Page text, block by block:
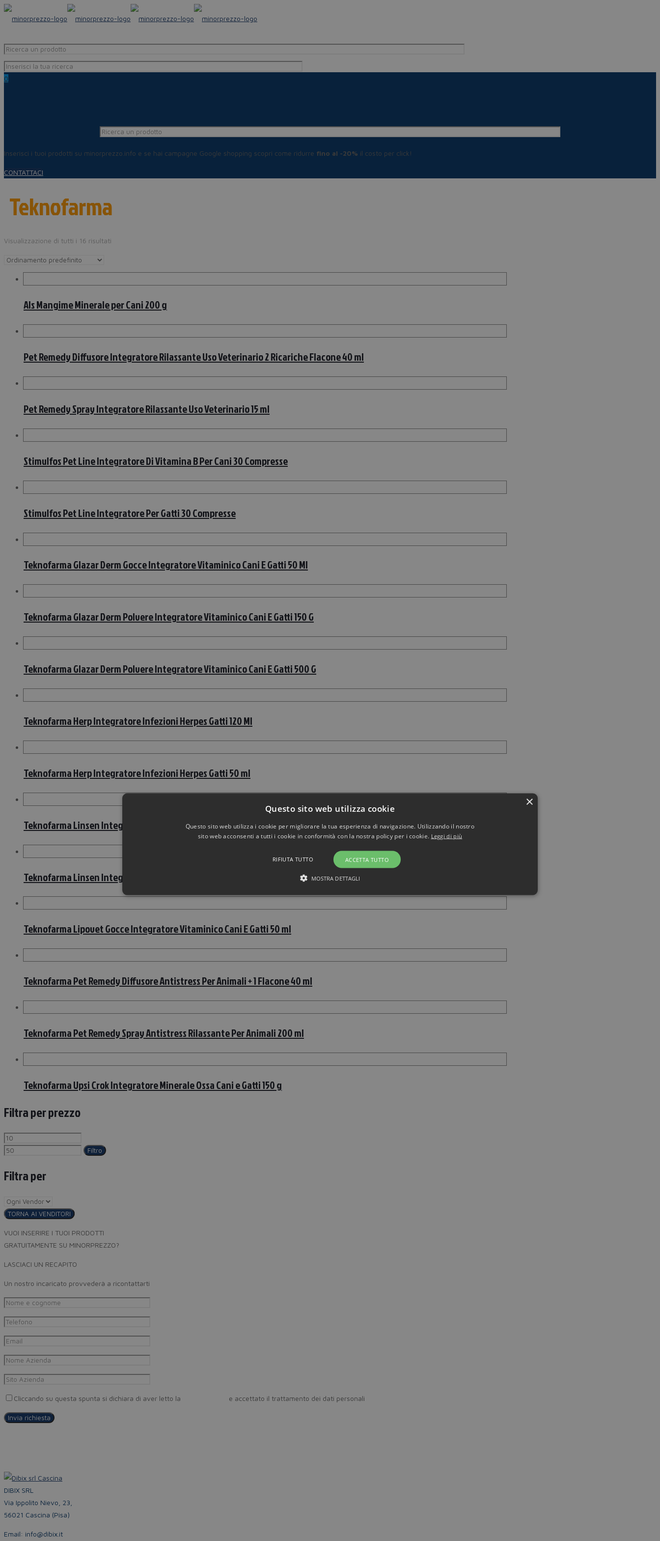
0
Inserisci i tuoi prodotti su minorprezzo.info e se hai campagne Google shopping scopri come ridurre fino al -20% il costo per click!
CONTATTACI
Teknofarma
Visualizzazione di tutti i 16 risultati
Als Mangime Minerale per Cani 200 g
Pet Remedy Diffusore Integratore Rilassante Uso Veterinario 2 Ricariche Flacone 40 ml
Pet Remedy Spray Integratore Rilassante Uso Veterinario 15 ml
Stimulfos Pet Line Integratore Di Vitamina B Per Cani 30 Compresse
Stimulfos Pet Line Integratore Per Gatti 30 Compresse
Teknofarma Glazar Derm Gocce Integratore Vitaminico Cani E Gatti 50 Ml
Teknofarma Glazar Derm Polvere Integratore Vitaminico Cani E Gatti 150 G
Teknofarma Glazar Derm Polvere Integratore Vitaminico Cani E Gatti 500 G
Teknofarma Herp Integratore Infezioni Herpes Gatti 120 Ml
Teknofarma Herp Integratore Infezioni Herpes Gatti 50 ml
Teknofarma Linsen Integratore Di Acidi Grassi Cani E Gatti 120 ml
Teknofarma Linsen Integratore Di Acidi Grassi Cani E Gatti 200 ml
Teknofarma Lipovet Gocce Integratore Vitaminico Cani E Gatti 50 ml
Teknofarma Pet Remedy Diffusore Antistress Per Animali + 1 Flacone 40 ml
Teknofarma Pet Remedy Spray Antistress Rilassante Per Animali 200 ml
Teknofarma Upsi Crok Integratore Minerale Ossa Cani e Gatti 150 g
Filtra per prezzo
Filtro
Filtra per
TORNA AI VENDITORI
VUOI INSERIRE I TUOI PRODOTTI
GRATUITAMENTE SU MINORPREZZO?
LASCIACI UN RECAPITO
Un nostro incaricato provvederà a ricontattarti
Cliccando su questa spunta si dichiara di aver letto la e accettato il trattamento dei dati personali
DIBIX SRL
Via Ippolito Nievo, 23,
56021 Cascina (Pisa)
Email: info@dibix.it
×
Questo sito web utilizza cookie
Questo sito web utilizza i cookie per migliorare la tua esperienza di navigazione. Utilizzando il nostro
sito web acconsenti a tutti i cookie in conformità con la nostra policy per i cookie. Leggi di più
ACCETTA TUTTO
RIFIUTA TUTTO
MOSTRA DETTAGLI